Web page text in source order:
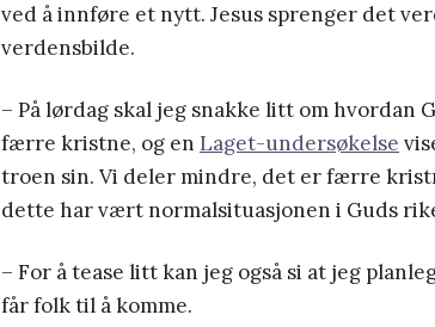
ved å innføre et nytt. Jesus sprenger det
verdensbilde.
– På lørdag skal jeg snakke litt om hvordan
færre kristne, og en Laget-undersøkelse
troen sin. Vi deler mindre, det er færre
dette har vært normalsituasjonen i Guds
– For å tease litt kan jeg også si at jeg
får folk til å komme.